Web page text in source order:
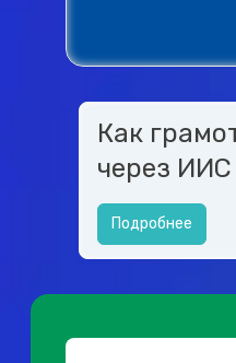
Как
через ИИС
Подробнее